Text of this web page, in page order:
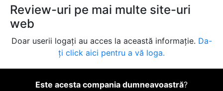
Review-uri pe mai multe site-uri
web
Doar userii logați au acces la această informație. Da-
ți click aici pentru a vă loga.
Este acesta compania dumneavoastră?